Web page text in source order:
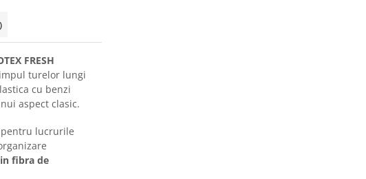
FRESH
turelor lungi
cu benzi
aspect clasic.
pentru lucrurile
fibra de